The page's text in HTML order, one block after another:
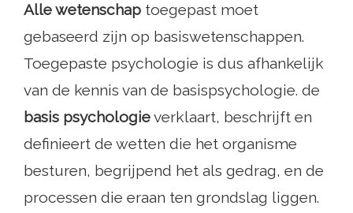
Alle wetenschap toegepast moet
gebaseerd zijn op basiswetenschappen.
Toegepaste psychologie is dus afhankelijk
van de kennis van de basispsychologie. de
basis psychologieverklaart, beschrijft en
definieert de wetten die het organisme
besturen, begrijpend het als gedrag, en de
processen die eraan ten grondslag liggen.